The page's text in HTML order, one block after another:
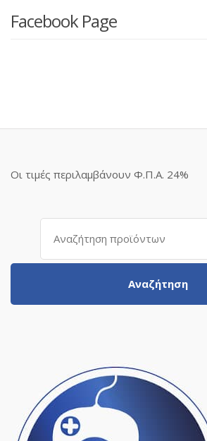
Facebook Page
Οι τιμές περιλαμβάνουν Φ.Π.Α. 24%
Αναζήτηση
Αναζήτηση